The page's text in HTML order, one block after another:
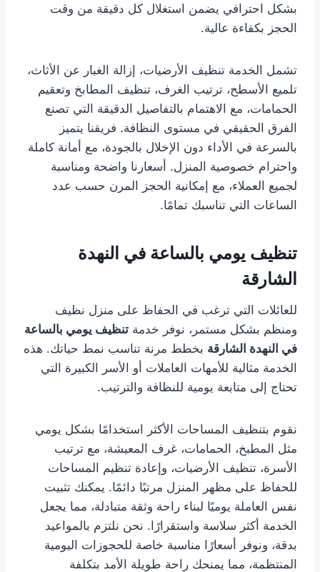
بشكل احترافي يضمن استغلال كل دقيقة من وقت
الحجز بكفاءة عالية.
تشمل الخدمة تنظيف الأرضيات، إزالة الغبار عن الأثاث،
تلميع الأسطح، ترتيب الغرف، تنظيف المطابخ وتعقيم
الحمامات، مع الاهتمام بالتفاصيل الدقيقة التي تصنع
الفرق الحقيقي في مستوى النظافة. فريقنا يتميز
بالسرعة في الأداء دون الإخلال بالجودة، مع أمانة كاملة
واحترام خصوصية المنزل. أسعارنا واضحة ومناسبة
لجميع العملاء، مع إمكانية الحجز المرن حسب عدد
الساعات التي تناسبك تمامًا.
تنظيف يومي بالساعة في النهدة
الشارقة
للعائلات التي ترغب في الحفاظ على منزل نظيف
ومنظم بشكل مستمر، نوفر خدمة تنظيف يومي بالساعة
في النهدة الشارقة بخطط مرنة تناسب نمط حياتك. هذه
الخدمة مثالية للأمهات العاملات أو الأسر الكبيرة التي
تحتاج إلى متابعة يومية للنظافة والترتيب.
نقوم بتنظيف المساحات الأكثر استخدامًا بشكل يومي
مثل المطبخ، الحمامات، غرف المعيشة، مع ترتيب
الأسرة، تنظيف الأرضيات، وإعادة تنظيم المساحات
للحفاظ على مظهر المنزل مرتبًا دائمًا. يمكنك تثبيت
نفس العاملة يوميًا لبناء راحة وثقة متبادلة، مما يجعل
الخدمة أكثر سلاسة واستقرارًا. نحن نلتزم بالمواعيد
بدقة، ونوفر أسعارًا مناسبة خاصة للحجوزات اليومية
المنتظمة، مما يمنحك راحة طويلة الأمد بتكلفة